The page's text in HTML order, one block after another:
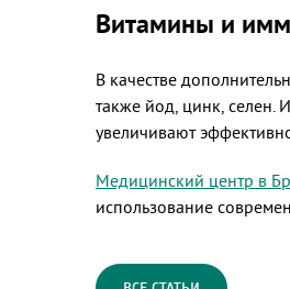
Витамины и
В качестве
также йод, цинк, селен.
увеличивают
Медицинский центр в
использование